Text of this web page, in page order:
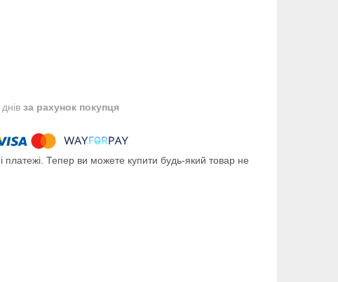
за рахунок покупця
платежі. Тепер ви можете купити будь-який товар не